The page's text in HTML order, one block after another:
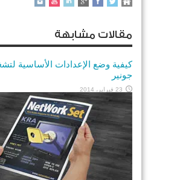
مقالات مشابهة
كيفية وضع الإعدادات الأساسية
جونير
23 فبراير، 2014